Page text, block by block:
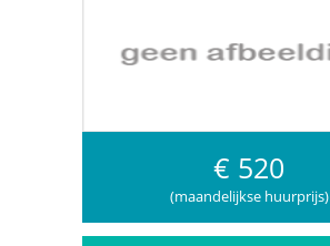
€ 520
(maandelijkse huurprijs)